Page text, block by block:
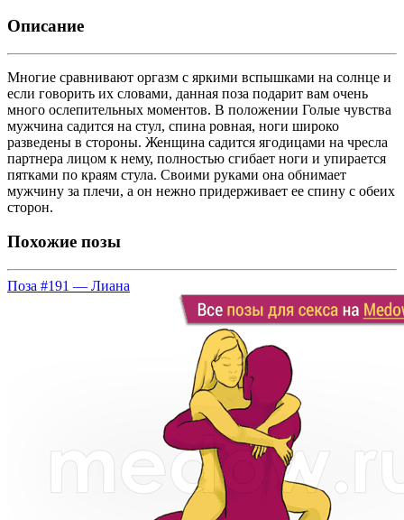
Описание
Многие сравнивают оргазм с яркими вспышками на солнце и
если говорить их словами, данная поза подарит вам очень
много ослепительных моментов. В положении Голые чувства
мужчина садится на стул, спина ровная, ноги широко
разведены в стороны. Женщина садится ягодицами на чресла
партнера лицом к нему, полностью сгибает ноги и упирается
пятками по краям стула. Своими руками она обнимает
мужчину за плечи, а он нежно придерживает ее спину с обеих
сторон.
Похожие позы
Поза #191 — Лиана